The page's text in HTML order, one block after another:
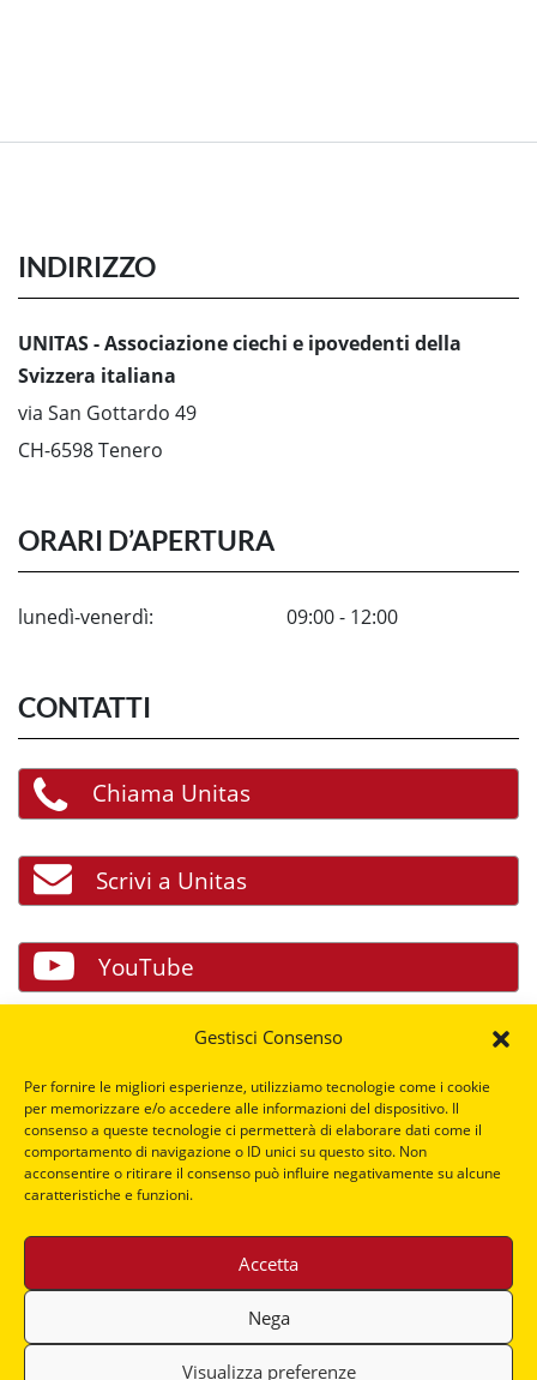
Gestisci Consenso
Per fornire le migliori esperienze, utilizziamo tecnologie come i cookie
per memorizzare e/o accedere alle informazioni del dispositivo. Il
consenso a queste tecnologie ci permetterà di elaborare dati come il
comportamento di navigazione o ID unici su questo sito. Non
acconsentire o ritirare il consenso può influire negativamente su alcune
caratteristiche e funzioni.
Accetta
Nega
Visualizza preferenze
INDIRIZZO
UNITAS - Associazione ciechi e ipovedenti della
Svizzera italiana
via San Gottardo 49
CH-6598 Tenero
ORARI D’APERTURA
lunedì-venerdì: 09:00 - 12:00
CONTATTI
Chiama Unitas
Scrivi a Unitas
YouTube
Facebook
LinkedIn
privacy policy -cookie policy